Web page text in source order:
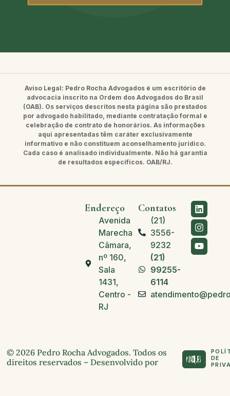
Aviso Legal: Pedro Rocha Advogados é um escritório de
advocacia inscrito na Ordem dos Advogados do Brasil
(OAB). Os serviços descritos nesta página são prestados
por advogado habilitado, mediante contratação formal e
celebração de contrato de honorários. As informações
aqui apresentadas têm caráter exclusivamente
informativo e não constituem aconselhamento jurídico.
Cada caso é analisado individualmente. Não há garantia
de resultados específicos. OAB/RJ.
Endereço
Avenida
Marechal
Câmara,
nº 160,
Sala
1431,
Centro -
RJ
Contatos
(21)
3556-
9232
(21)
99255-
6114
© 2026 Pedro Rocha Advogados. Todos os
direitos reservados – Desenvolvido por
DE